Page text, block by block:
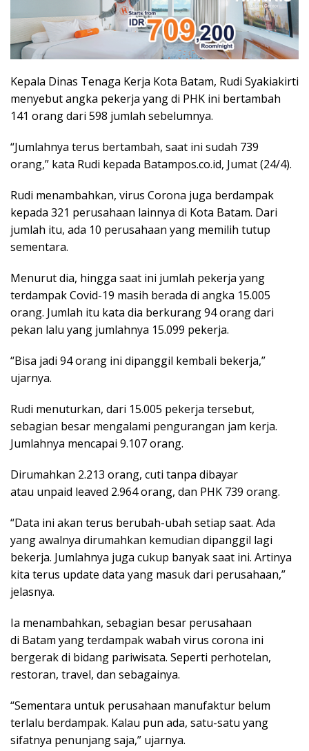
Kepala Dinas Tenaga Kerja Kota Batam, Rudi Syakiakirti
menyebut angka pekerja yang di PHK ini bertambah
141 orang dari 598 jumlah sebelumnya.
“Jumlahnya terus bertambah, saat ini sudah 739
orang,” kata Rudi kepada Batampos.co.id, Jumat (24/4).
Rudi menambahkan, virus Corona juga berdampak
kepada 321 perusahaan lainnya di Kota Batam. Dari
jumlah itu, ada 10 perusahaan yang memilih tutup
sementara.
Menurut dia, hingga saat ini jumlah pekerja yang
terdampak Covid-19 masih berada di angka 15.005
orang. Jumlah itu kata dia berkurang 94 orang dari
pekan lalu yang jumlahnya 15.099 pekerja.
“Bisa jadi 94 orang ini dipanggil kembali bekerja,”
ujarnya.
Rudi menuturkan, dari 15.005 pekerja tersebut,
sebagian besar mengalami pengurangan jam kerja.
Jumlahnya mencapai 9.107 orang.
Dirumahkan 2.213 orang, cuti tanpa dibayar
atau unpaid leaved 2.964 orang, dan PHK 739 orang.
“Data ini akan terus berubah-ubah setiap saat. Ada
yang awalnya dirumahkan kemudian dipanggil lagi
bekerja. Jumlahnya juga cukup banyak saat ini. Artinya
kita terus update data yang masuk dari perusahaan,”
jelasnya.
Ia menambahkan, sebagian besar perusahaan
di Batam yang terdampak wabah virus corona ini
bergerak di bidang pariwisata. Seperti perhotelan,
restoran, travel, dan sebagainya.
“Sementara untuk perusahaan manufaktur belum
terlalu berdampak. Kalau pun ada, satu-satu yang
sifatnya penunjang saja,” ujarnya.